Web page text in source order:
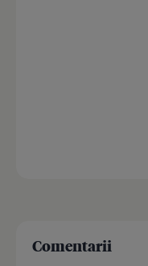
Comentarii